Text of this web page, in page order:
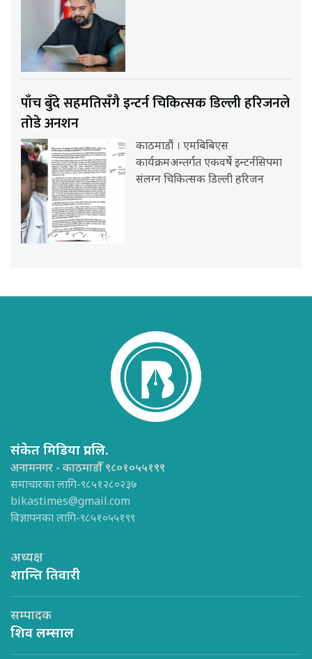
पाँच बुँदे सहमतिसँगै इन्टर्न चिकित्सक डिल्ली हरिजनले
तोडे अनशन
काठमाडौं । एमबिबिएस
कार्यक्रमअन्तर्गत एकवर्षे इन्टर्नसिपमा
संलग्न चिकित्सक डिल्ली हरिजन
संकेत मिडिया प्रा.लि.
अनामनगर - काठमाडौँ ९८०१०५५१९९
समाचारका लागि-९८५१२८०२३७
bikastimes@gmail.com
विज्ञापनका लागि-९८५१०५५१९९
अध्यक्ष
शान्ति तिवारी
सम्पादक
शिव लम्साल